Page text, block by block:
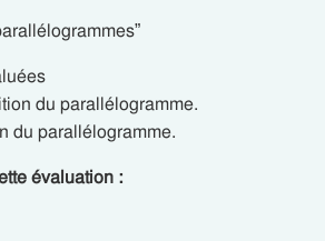
du parallélogramme.
du parallélogramme.
évaluation :